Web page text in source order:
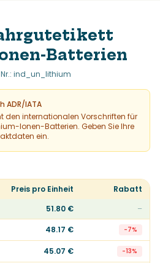
Batterien
: ind_un_lithium
IATA
den internationalen Vorschriften für
Ionen-Batterien. Geben Sie Ihre
ein.
Preis pro Einheit
Rabatt
51.80 €
–
48.17 € -7%
45.07 € -13%